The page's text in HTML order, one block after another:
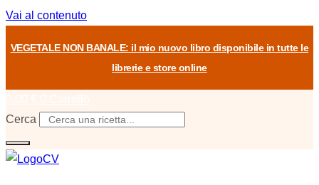
Vai al contenuto
VEGETALE NON BANALE: il mio nuovo libro disponibile in tutte le
librerie e store online
Cerca